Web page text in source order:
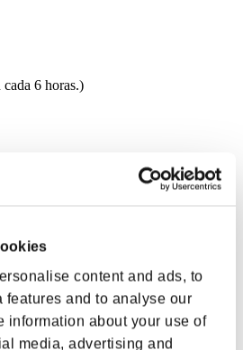
content and ads, to
features and to analyse our
information about your use of
media, advertising and
6 horas.)